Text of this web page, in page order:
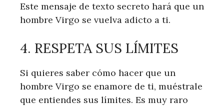
Este mensaje de texto secreto hará que un
hombre Virgo se vuelva adicto a ti.
4. RESPETA SUS LÍMITES
Si quieres saber cómo hacer que un
hombre Virgo se enamore de ti, muéstrale
que entiendes sus límites. Es muy raro